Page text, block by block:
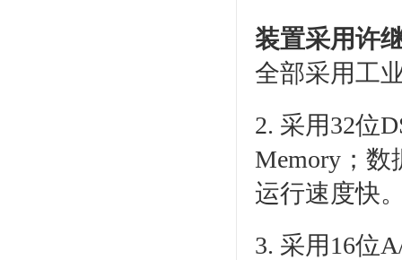
装置采用许
全部采用工
2. 采用32位
Memory；
运行速度快
3. 采用16位